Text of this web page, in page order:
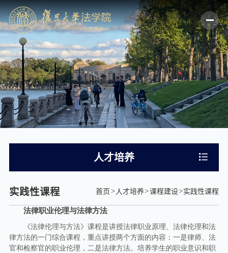
人才培养
实践性课程 首页 人才培养 课程建设 实践性课程
法律职业伦理与法律方法
《法律伦理与方法》课程是讲授法律职业原理、法律伦理和法
律方法的一门综合课程，重点讲授两个方面的内容：一是律师、法
官和检察官的职业伦理，二是法律方法。培养学生的职业意识和职